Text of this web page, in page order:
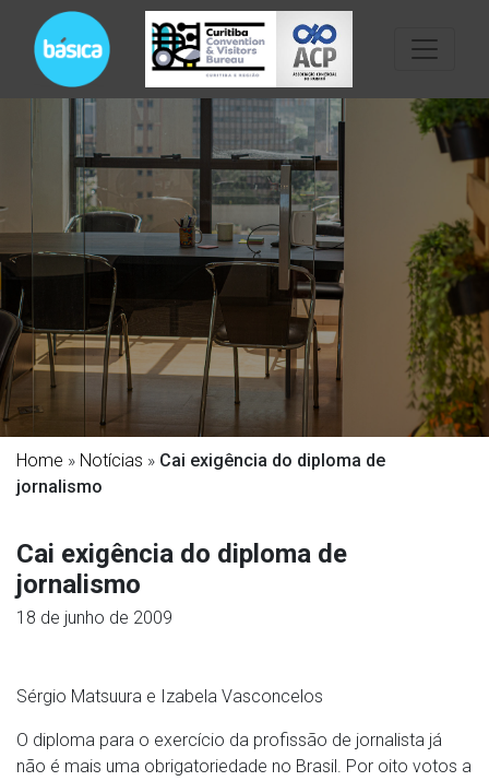
Home » Notícias » Cai exigência do diploma de
jornalismo
Cai exigência do diploma de
jornalismo
18 de junho de 2009
Sérgio Matsuura e Izabela Vasconcelos
O diploma para o exercício da profissão de jornalista já
não é mais uma obrigatoriedade no Brasil. Por oito votos a